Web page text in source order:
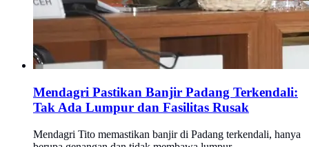
Mendagri Pastikan Banjir Padang Terkendali:
Tak Ada Lumpur dan Fasilitas Rusak
Mendagri Tito memastikan banjir di Padang terkendali, hanya